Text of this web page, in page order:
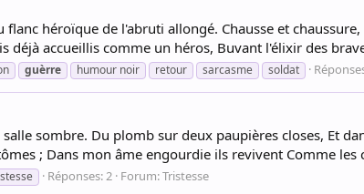
héroïque de l'abruti allongé. Chausse et
déjà accueillis comme un héros, Buvant l'élixir des
guèrre humour noir retour sarcasme soldat
sombre. Du plomb sur deux paupières closes, Et
; Dans mon âme engourdie ils revivent Comme les
Réponses: 2 Forum:Tristesse